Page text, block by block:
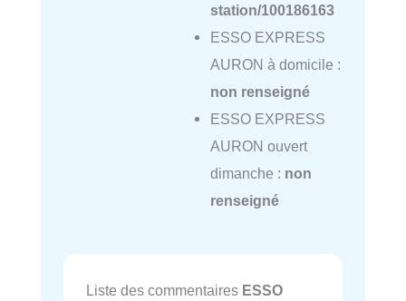
station/100186163
ESSO EXPRESS
AURON à domicile :
non renseigné
ESSO EXPRESS
AURON ouvert
dimanche : non
renseigné
Liste des commentaires ESSO